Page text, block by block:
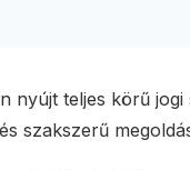
nyújt teljes körű
szakszerű